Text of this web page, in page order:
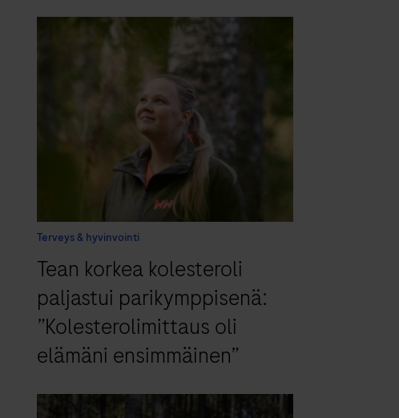
Terveys & hyvinvointi
Tean korkea kolesteroli
paljastui parikymppisenä:
”Kolesterolimittaus oli
elämäni ensimmäinen”